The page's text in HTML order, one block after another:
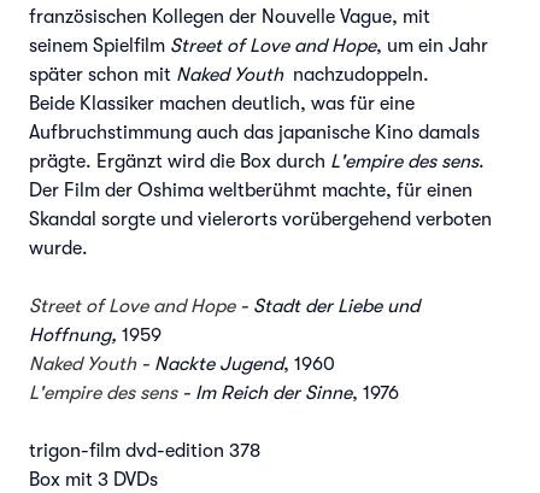
französischen Kollegen der Nouvelle Vague, mit
seinem Spielfilm Street of Love and Hope, um ein Jahr
später schon mit Naked Youthnachzudoppeln.
Beide Klassiker machen deutlich, was für eine
Aufbruchstimmung auch das japanische Kino damals
prägte. Ergänzt wird die Box durch L'empire des sens.
Der Film der Oshima weltberühmt machte, für einen
Skandal sorgte und vielerorts vorübergehend verboten
wurde.
Street of Love and Hope- Stadt der Liebe und
Hoffnung, 1959
Naked Youth- Nackte Jugend, 1960
L'empire des sens- Im Reich der Sinne, 1976
trigon-film dvd-edition 378
Box mit 3 DVDs